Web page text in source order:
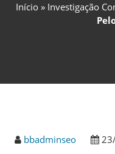
Início » Investigação
bbadminseo